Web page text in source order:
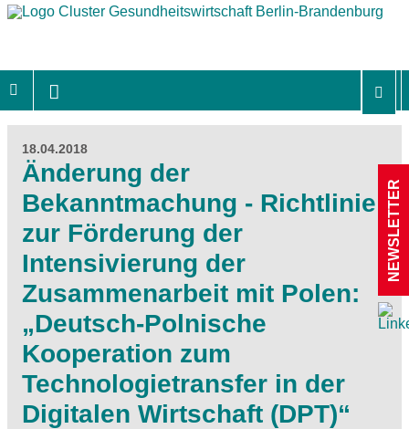
18.04.2018
Änderung der
Bekanntmachung - Richtlinie
zur Förderung der
Intensivierung der
Zusammenarbeit mit Polen:
„Deutsch-Polnische
Kooperation zum
Technologietransfer in der
Digitalen Wirtschaft (DPT)“
NEWSLETTER